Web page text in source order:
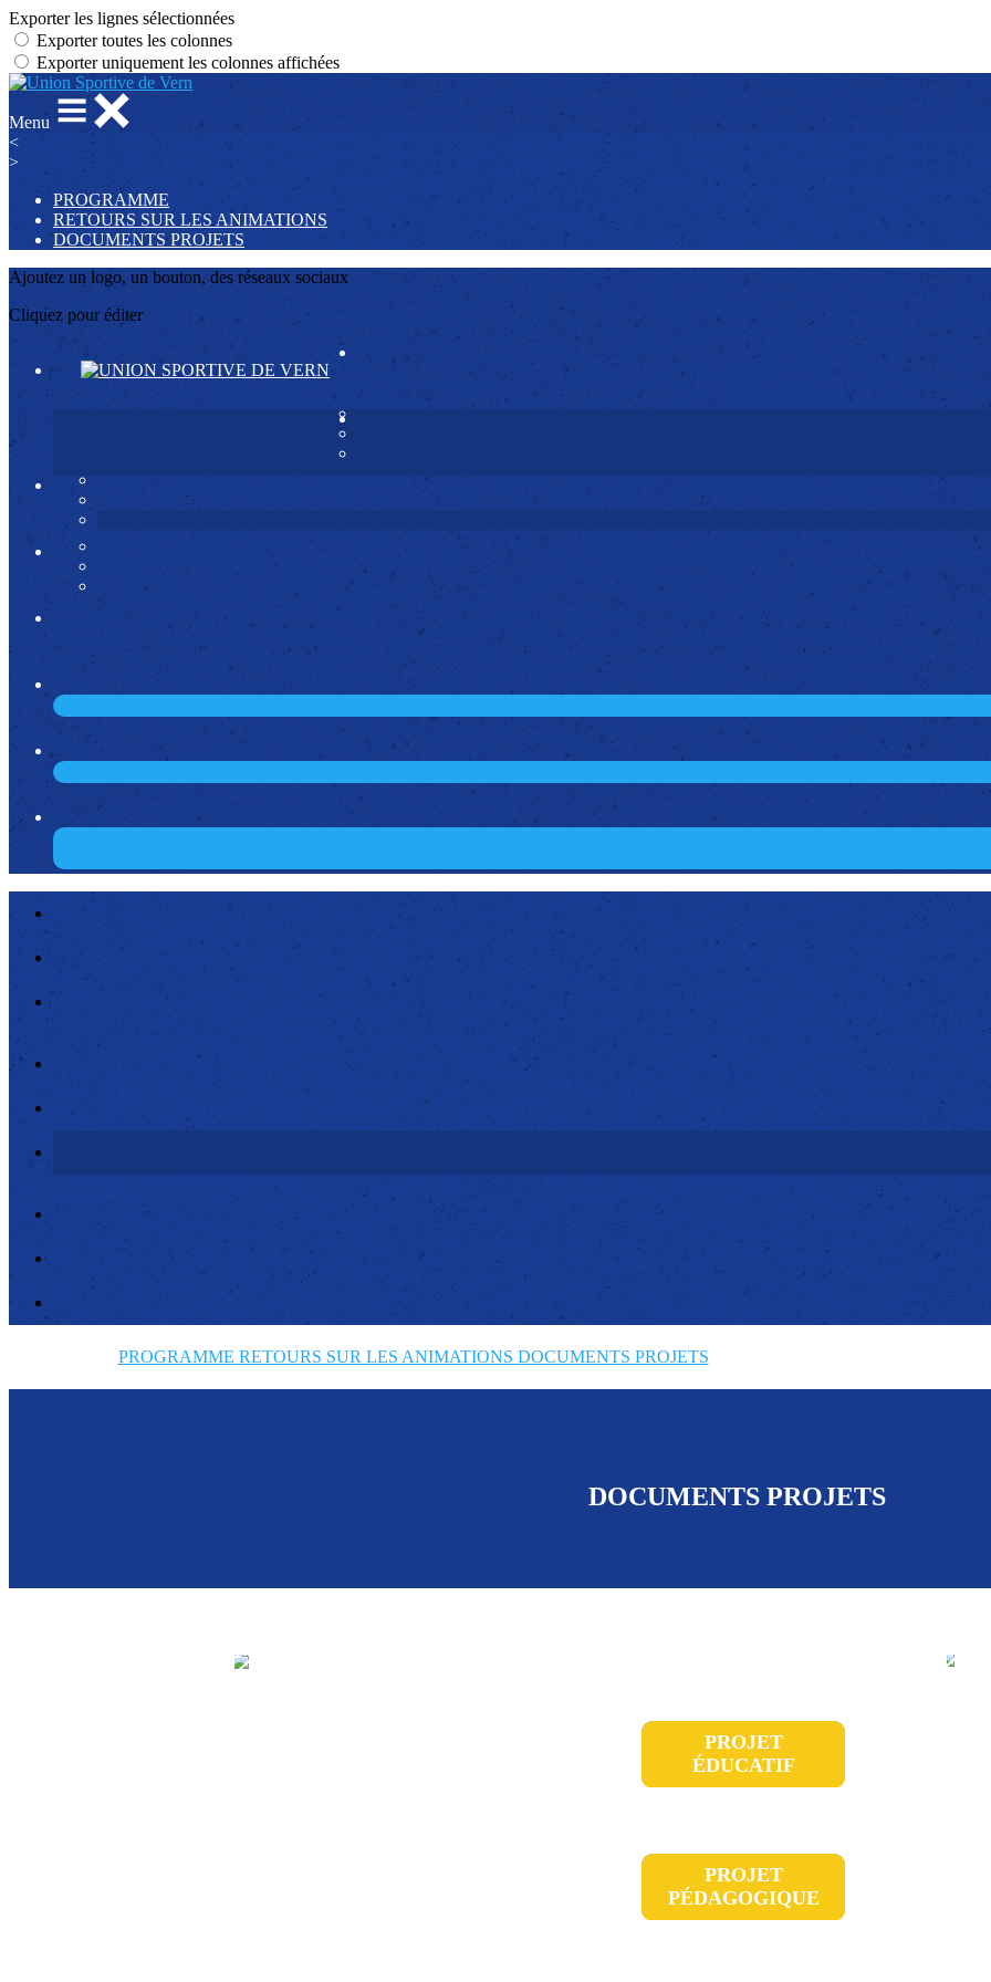
Exporter les lignes sélectionnées
Exporter toutes les colonnes
Exporter uniquement les colonnes affichées
Menu
<
>
PROGRAMME
RETOURS SUR LES ANIMATIONS
DOCUMENTS PROJETS
Ajoutez un logo, un bouton, des réseaux sociaux
Cliquez pour éditer
PROGRAMME RETOURS SUR LES ANIMATIONS DOCUMENTS PROJETS
DOCUMENTS PROJETS
PROJET
ÉDUCATIF
PROJET
PÉDAGOGIQUE